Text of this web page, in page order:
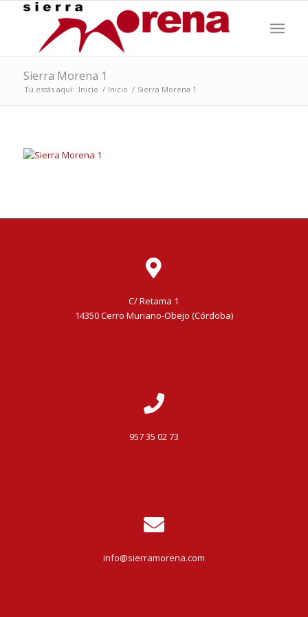
Sierra Morena 1
Tú estás aquí: Inicio / Inicio / Sierra Morena 1
C/ Retama 1
14350 Cerro Muriano-Obejo (Córdoba)
957 35 02 73
info@sierramorena.com